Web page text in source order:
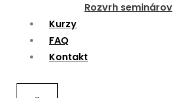
Rozvrh seminárov
Kurzy
FAQ
Kontakt